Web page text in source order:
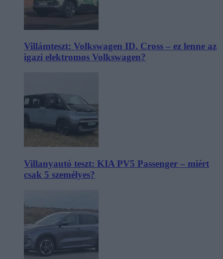
Villámteszt: Volkswagen ID. Cross – ez lenne az
igazi elektromos Volkswagen?
Villanyautó teszt: KIA PV5 Passenger – miért
csak 5 személyes?